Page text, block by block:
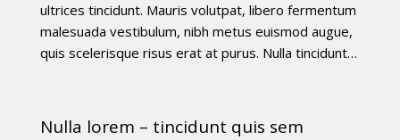
ultrices tincidunt. Mauris volutpat, libero fermentum
malesuada vestibulum, nibh metus euismod augue,
quis scelerisque risus erat at purus. Nulla tincidunt…
Nulla lorem – tincidunt quis sem